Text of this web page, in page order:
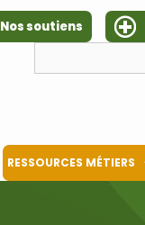
Nos soutiens
RESSOURCES MÉTIERS